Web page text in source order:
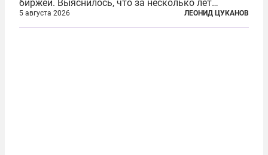
биржей. Выяснилось, что за несколько лет
существования через Shelbit прошло не менее 4
млрд долларов в криптовалюте, принадлежащих
5 августа 2026 ЛЕОНИД ЦУКАНОВ